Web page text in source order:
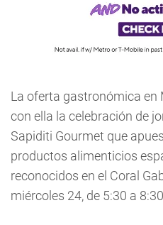
La oferta gastronómica
con ella la celebración de
Sapiditi Gourmet que
productos alimenticios
reconocidos en el Coral
miércoles 24, de 5:30 a